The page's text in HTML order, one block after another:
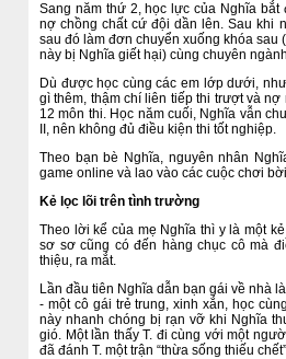
Sang năm thứ 2, học lực của Nghĩa bắt
nợ chồng chất cứ đội dần lên. Sau khi
sau đó làm đơn chuyển xuống khóa
này bị Nghĩa giết hại) cùng chuyên
Dù được học cùng các em lớp dưới,
gì thêm, thậm chí liên tiếp thi trượt và
12 môn thi. Học năm cuối, Nghĩa vẫn
II, nên không đủ điều kiện thi tốt nghiệp.
Theo bạn bè Nghĩa, nguyên nhân
game online và lao vào các cuộc chơi
Kẻ lọc lõi trên tình trường
Theo lời kể của mẹ Nghĩa thì y là một
sơ sơ cũng có đến hàng chục cô mà
thiệu, ra mắt.
Lần đầu tiên Nghĩa dẫn bạn gái về nhà
- một cô gái trẻ trung, xinh xắn, học
này nhanh chóng bị rạn vỡ khi Nghĩa
gió. Một lần thấy T. đi cùng với một
đã đánh T. một trận “thừa sống thiếu